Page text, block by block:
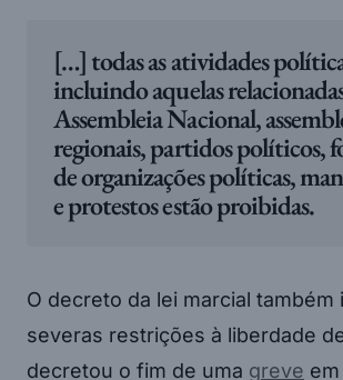
[…] todas as atividades
incluindo aquelas
Assembleia Nacional,
regionais, partidos políticos,
de organizações políticas,
e protestos estão proibidas.
O decreto da lei marcial também
severas restrições à liberdade
decretou o fim de uma greve